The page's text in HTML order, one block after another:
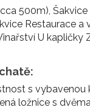
500m), Šakvice
Restaurace a
U kapličky
s
ložnice s